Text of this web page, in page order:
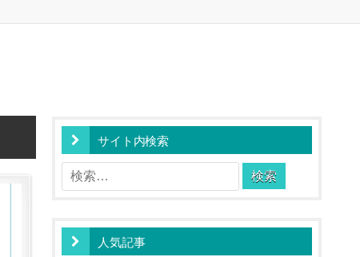
サイト内検索
検
索:
人気記事